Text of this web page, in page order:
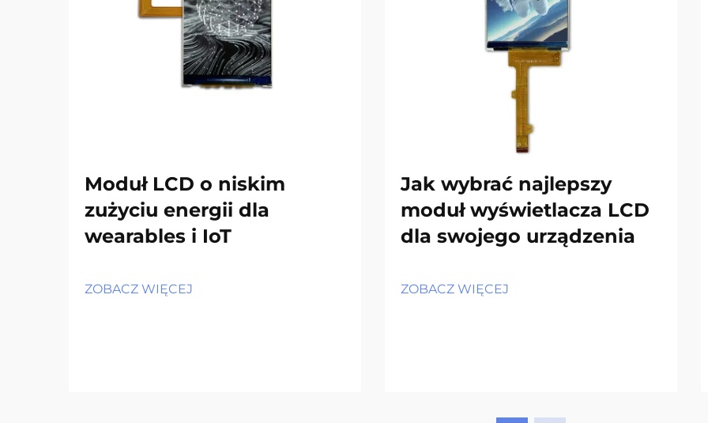
Moduł LCD o niskim
zużyciu energii dla
wearables i IoT
ZOBACZ WIĘCEJ
Jak wybrać najlepszy
moduł wyświetlacza LCD
dla swojego urządzenia
ZOBACZ WIĘCEJ